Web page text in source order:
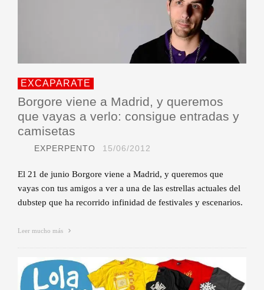
EXCAPARATE
Borgore viene a Madrid, y queremos
que vayas a verlo: consigue entradas y
camisetas
EXPERPENTO 15/06/2012
El 21 de junio Borgore viene a Madrid, y queremos que
vayas con tus amigos a ver a una de las estrellas actuales del
dubstep que ha recorrido infinidad de festivales y escenarios.
Leer mucho más